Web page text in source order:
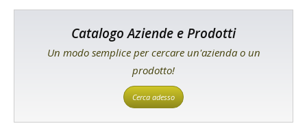
Catalogo Aziende e Prodotti
Un modo semplice per cercare un'azienda o un
prodotto!
Cerca adesso